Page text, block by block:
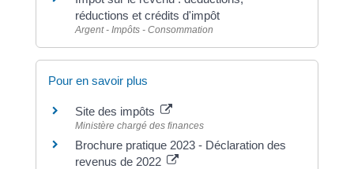
réductions et crédits d'impôt
Argent - Impôts - Consommation
Pour en savoir plus
Site des impôts
Ministère chargé des finances
Brochure pratique 2023 - Déclaration des
revenus de 2022